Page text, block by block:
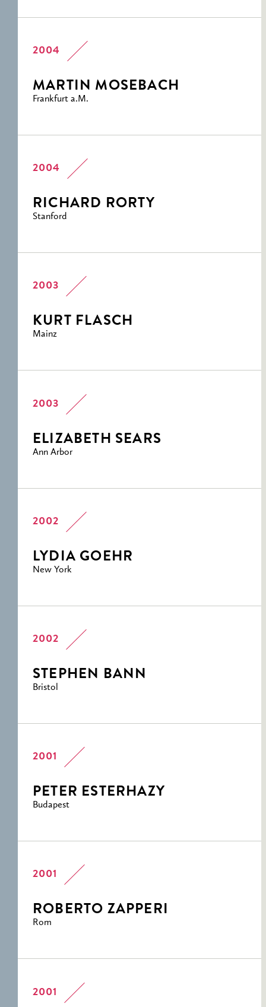
2004
MARTIN MOSEBACH
Frankfurt a.M.
2004
RICHARD RORTY
Stanford
2003
KURT FLASCH
Mainz
2003
ELIZABETH SEARS
Ann Arbor
2002
LYDIA GOEHR
New York
2002
STEPHEN BANN
Bristol
2001
PETER ESTERHAZY
Budapest
2001
ROBERTO ZAPPERI
Rom
2001